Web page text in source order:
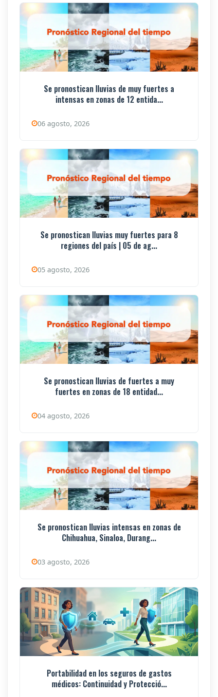
Se pronostican lluvias de muy fuertes a
intensas en zonas de 12 entida...
06 agosto, 2026
Se pronostican lluvias muy fuertes para 8
regiones del país | 05 de ag...
05 agosto, 2026
Se pronostican lluvias de fuertes a muy
fuertes en zonas de 18 entidad...
04 agosto, 2026
Se pronostican lluvias intensas en zonas de
Chihuahua, Sinaloa, Durang...
03 agosto, 2026
Portabilidad en los seguros de gastos
médicos: Continuidad y Protecció...